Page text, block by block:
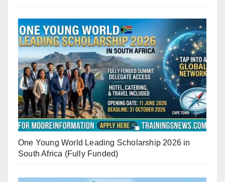
One Young World Leading Scholarship 2026 in
South Africa (Fully Funded)